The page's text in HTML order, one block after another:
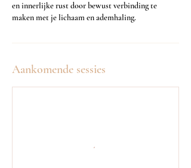
en innerlijke rust door bewust verbinding te
Aankomende sessies